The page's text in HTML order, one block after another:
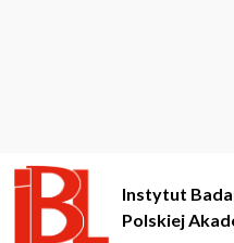
Instytut
Polskiej